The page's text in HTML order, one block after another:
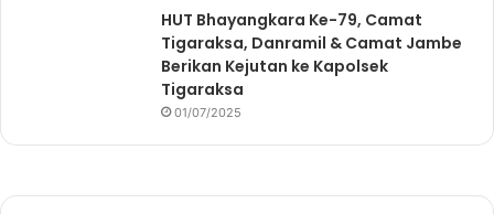
HUT Bhayangkara Ke-79, Camat
Tigaraksa, Danramil & Camat Jambe
Berikan Kejutan ke Kapolsek
Tigaraksa
01/07/2025